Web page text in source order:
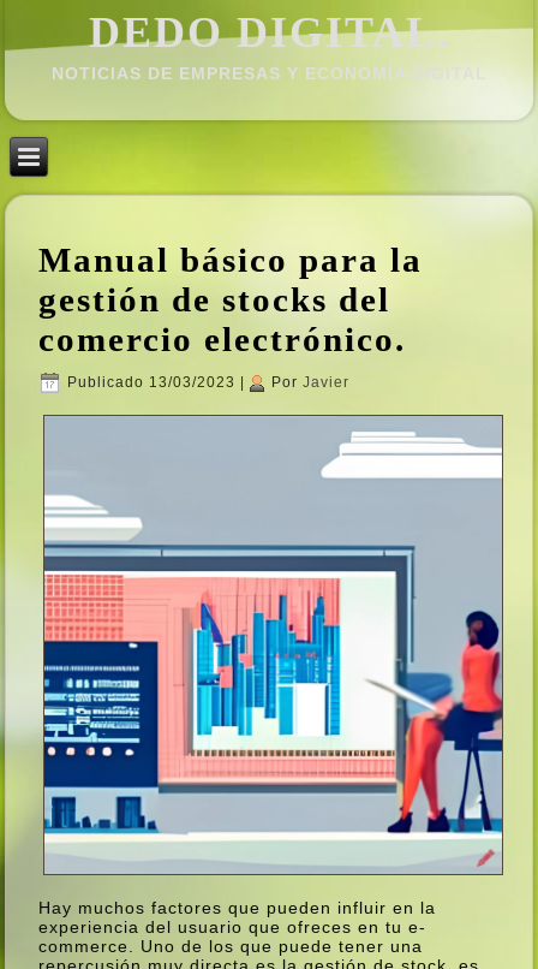
DEDO DIGITAL.
NOTICIAS DE EMPRESAS Y ECONOMÍ­A DIGITAL
Manual básico para la
gestión de stocks del
comercio electrónico.
Publicado 13/03/2023 Por Javier
Hay muchos factores que pueden influir en la
experiencia del usuario que ofreces en tu e-
commerce. Uno de los que puede tener una
repercusión muy directa es la gestión de stock, es